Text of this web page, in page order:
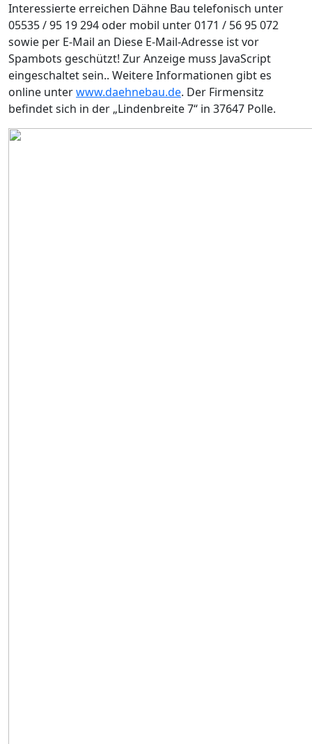
Interessierte erreichen Dähne Bau telefonisch unter
05535 / 95 19 294 oder mobil unter 0171 / 56 95 072
sowie per E-Mail an Diese E-Mail-Adresse ist vor
Spambots geschützt! Zur Anzeige muss JavaScript
eingeschaltet sein.. Weitere Informationen gibt es
online unterwww.daehnebau.de. Der Firmensitz
befindet sich in der „Lindenbreite 7“ in 37647 Polle.